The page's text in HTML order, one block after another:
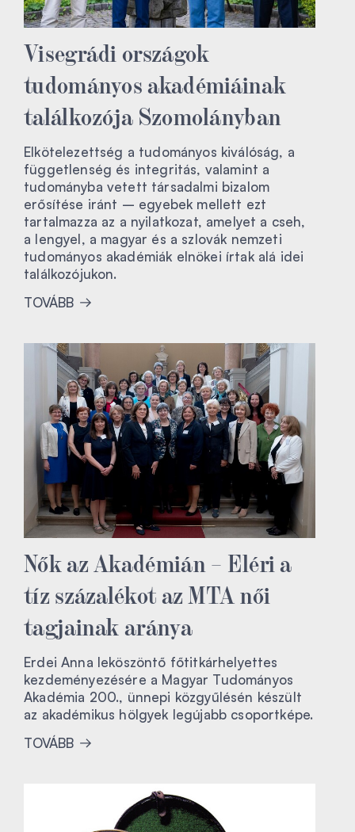
Visegrádi országok
tudományos akadémiáinak
találkozója Szomolányban
Elkötelezettség a tudományos kiválóság, a
függetlenség és integritás, valamint a
tudományba vetett társadalmi bizalom
erősítése iránt – egyebek mellett ezt
tartalmazza az a nyilatkozat, amelyet a cseh,
a lengyel, a magyar és a szlovák nemzeti
tudományos akadémiák elnökei írtak alá idei
találkozójukon.
TOVÁBB
Nők az Akadémián – Eléri a
tíz százalékot az MTA női
tagjainak aránya
Erdei Anna leköszöntő főtitkárhelyettes
kezdeményezésére a Magyar Tudományos
Akadémia 200., ünnepi közgyűlésén készült
az akadémikus hölgyek legújabb csoportképe.
TOVÁBB